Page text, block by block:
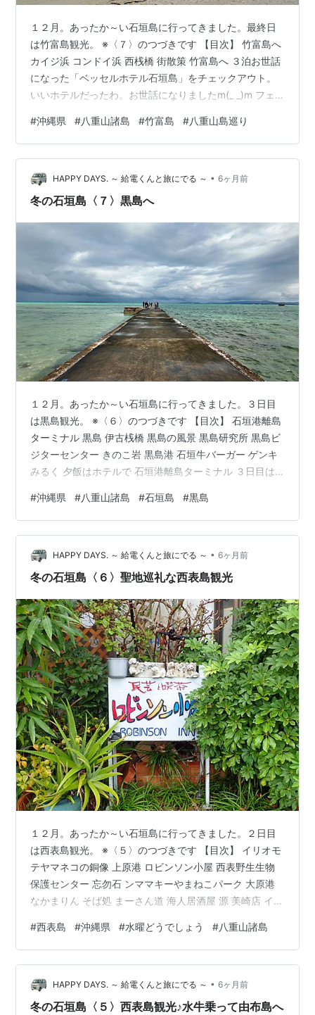
１２月。あったか～い石垣島に行ってきました。最終日
は竹富島観光。 ※〈７〉のつづきです 【目次】 竹富島へ
カイジ浜 コンドイ浜 西桟橋 街散策 竹富島へ ３泊お世話
になった「ベッセルホテル石垣島」をチェックアウト。
いいホテルだったわ。お世話になりましたm(_ _)m フェ
は「竹富島」に渡ります。9:30発の便に乗ったところ満
席でびっくり。竹富島までは10-15分で渡れます。 とい
うことで、竹富島。こちらだけ初上陸ではなかったり…
初めての石垣島で参加したシュノーケリングツアーで立
ち寄っていたのでした。港でインストラクターさんが用
#沖縄県 #八重山諸島 #竹富島 #八重山島巡り
HAPPY DAYS. ～ 給電くんと旅にでる ～ • 6ヶ月前
冬の石垣島〈７〉黒島へ
１２月。あったか～い石垣島に行ってきました。３日目
は黒島観光。 ※〈６〉のつづきです 【目次】 石垣港離島
ターミナル 黒島 伊古桟橋 黒島の風景 黒島研究所 黒島ビ
ジターセンター きのこ岩 黒島港 石垣牛バーガー ゲンキ
みるく 夕飯はホテルで 石垣港離島ターミナル ３日目は
うと早めに出てきたのですが、お目当てのお店が開店が8
時で… 流石にちょっと厳しいねぇ…と売店でポーク玉子
おにぎりをゲット。美味しくいただきました😋 まだ少し
時間があったので、周辺をぶらり。お、太陽が！ずっと
雨予報だったのに、この日は曇りで傘マークなし。いい
#沖縄県 #八重山諸島 #石垣島 #黒島
HAPPY DAYS. ～ 給電くんと旅にでる ～ • 6ヶ月前
冬の石垣島〈６〉聖地巡礼な西表島観光
１２月。あったか～い石垣島に行ってきました。２日目
は西表島観光。 ※〈５〉のつづきです 【目次】 イリオモ
テヤマネコの銅像 上原港 ロビンソン小屋 西表野生生物
保護センター 忘勿石 ンママキーやまねこパーク 大原港
なかまりん そば処 まーさん道 海人居酒屋 源 美崎店 イリ
ーキングがあったので停車させました。 イリオモテヤマ
ネコの銅像 実はここから…滝が見えるんだけどわかるか
な？？？ ピナイサーラの滝です。カヌー、サップなどで
マレー川をさかのぼり、マングローブ林をトレッキング
すると近くまで行けるんだってー 上原港 西表島、もう一
#西表島 #沖縄県 #水曜どうでしょう #八重山諸島
HAPPY DAYS. ～ 給電くんと旅にでる ～ • 6ヶ月前
冬の石垣島〈５〉西表島観光♪水牛乗って由布島へ